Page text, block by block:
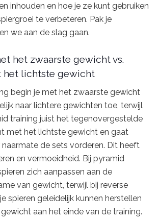
inhouden en hoe je ze kunt gebruiken
te verbeteren. Pak je
we aan de slag gaan.
het zwaarste gewicht vs.
het lichtste gewicht
begin je met het zwaarste gewicht
naar lichtere gewichten toe, terwijl
training juist het tegenovergestelde
met het lichtste gewicht en gaat
de sets vorderen. Dit heeft
en vermoeidheid. Bij pyramid
zich aanpassen aan de
van gewicht, terwijl bij reverse
spieren geleidelijk kunnen herstellen
aan het einde van de training.